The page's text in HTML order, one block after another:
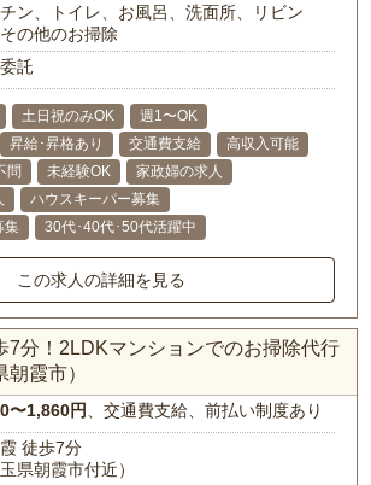
ン、トイレ、お風呂、洗面所、リビン
の他のお掃除
託
土日祝のみOK
週1〜OK
昇給･昇格あり 交通費支給
高収入可能
問 未経験OK
家政婦の求人
ハウスキーパー募集
集
30代･40代･50代活躍中
この求人の詳細を見る
7分！2LDKマンションでのお掃除代行
霞市）
〜1,860円 、交通費支給、前払い制度あり
徒歩7分
玉県朝霞市付近）